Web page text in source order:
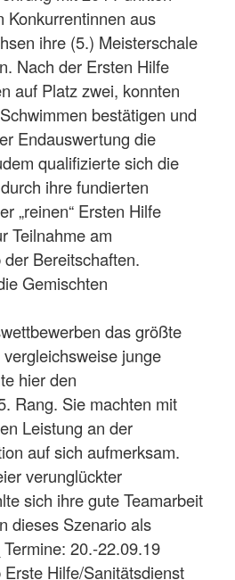
Konkurrentinnen aus
ihre (5.) Meisterschale
Nach der Ersten Hilfe
auf Platz zwei, konnten
bestätigen und
Endauswertung die
qualifizierte sich die
ihre fundierten
„reinen“ Ersten Hilfe
Teilnahme am
Bereitschaften.
Gemischten
das größte
junge
hier den
Rang. Sie machten mit
Leistung an der
auf sich aufmerksam.
verunglückter
sich ihre gute Teamarbeit
dieses Szenario als
20.-22.09.19
Hilfe/Sanitätsdienst